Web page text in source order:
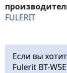
FULERIT
Если вы
Fulerit BT-